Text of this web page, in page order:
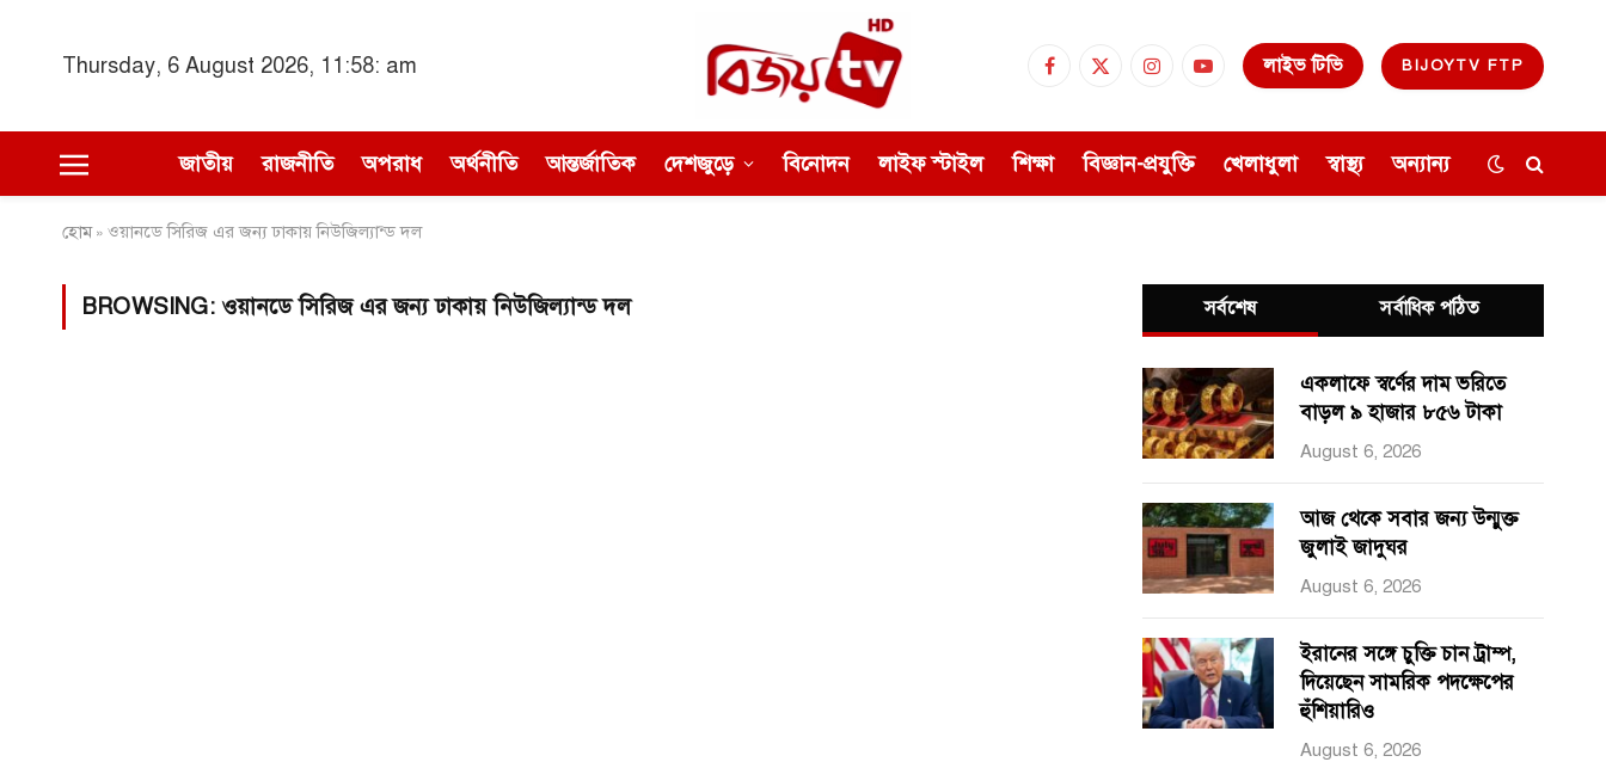
Thursday, 6 August 2026, 11:58: am Facebook
X
InstagramYouTubeলাইভ টিভি BIJOYTV FTP
জাতীয় রাজনীতি অপরাধ অর্থনীতি আন্তর্জাতিক দেশজুড়ে বিনোদন লাইফ স্টাইল শিক্ষা বিজ্ঞান-প্রযুক্তি খেলাধুলা স্বাস্থ্য অন্যান্য
হোম» ওয়ানডে সিরিজ এর জন্য ঢাকায় নিউজিল্যান্ড দল
BROWSING: ওয়ানডে সিরিজ এর জন্য ঢাকায় নিউজিল্যান্ড দল সর্বশেষ সর্বাধিক পঠিত
একলাফে স্বর্ণের দাম ভরিতে
বাড়ল ৯ হাজার ৮৫৬ টাকা
August 6, 2026
আজ থেকে সবার জন্য উন্মুক্ত
জুলাই জাদুঘর
August 6, 2026
ইরানের সঙ্গে চুক্তি চান ট্রাম্প,
দিয়েছেন সামরিক পদক্ষেপের
হুঁশিয়ারিও
August 6, 2026